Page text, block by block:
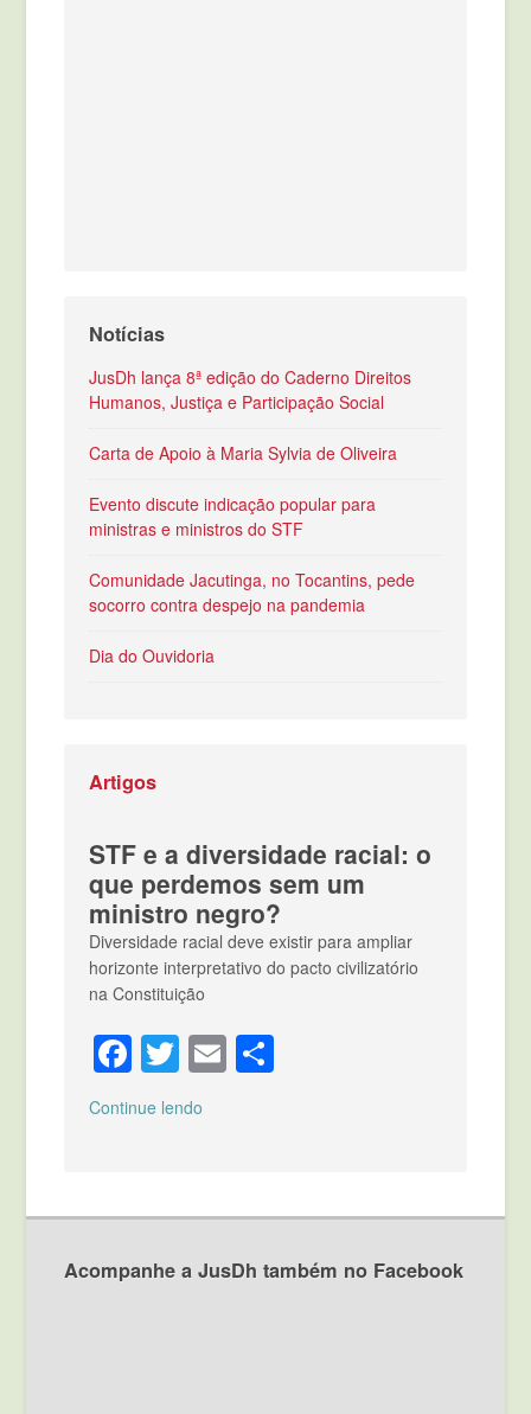
Notícias
JusDh lança 8ª edição do Caderno Direitos
Humanos, Justiça e Participação Social
Carta de Apoio à Maria Sylvia de Oliveira
Evento discute indicação popular para
ministras e ministros do STF
Comunidade Jacutinga, no Tocantins, pede
socorro contra despejo na pandemia
Dia do Ouvidoria
Artigos
STF e a diversidade racial: o
que perdemos sem um
ministro negro?
Diversidade racial deve existir para ampliar
horizonte interpretativo do pacto civilizatório
na Constituição
Facebook
Twitter
Email
Continue lendo
Acompanhe a JusDh também no Facebook